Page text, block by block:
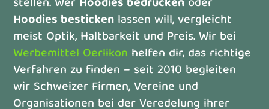
Hoodies besticken lassen will, vergleicht
meist Optik, Haltbarkeit und Preis. Wir bei
Werbemittel Oerlikon helfen dir, das richtige
Verfahren zu finden – seit 2010 begleiten
wir Schweizer Firmen, Vereine und
Organisationen bei der Veredelung ihrer